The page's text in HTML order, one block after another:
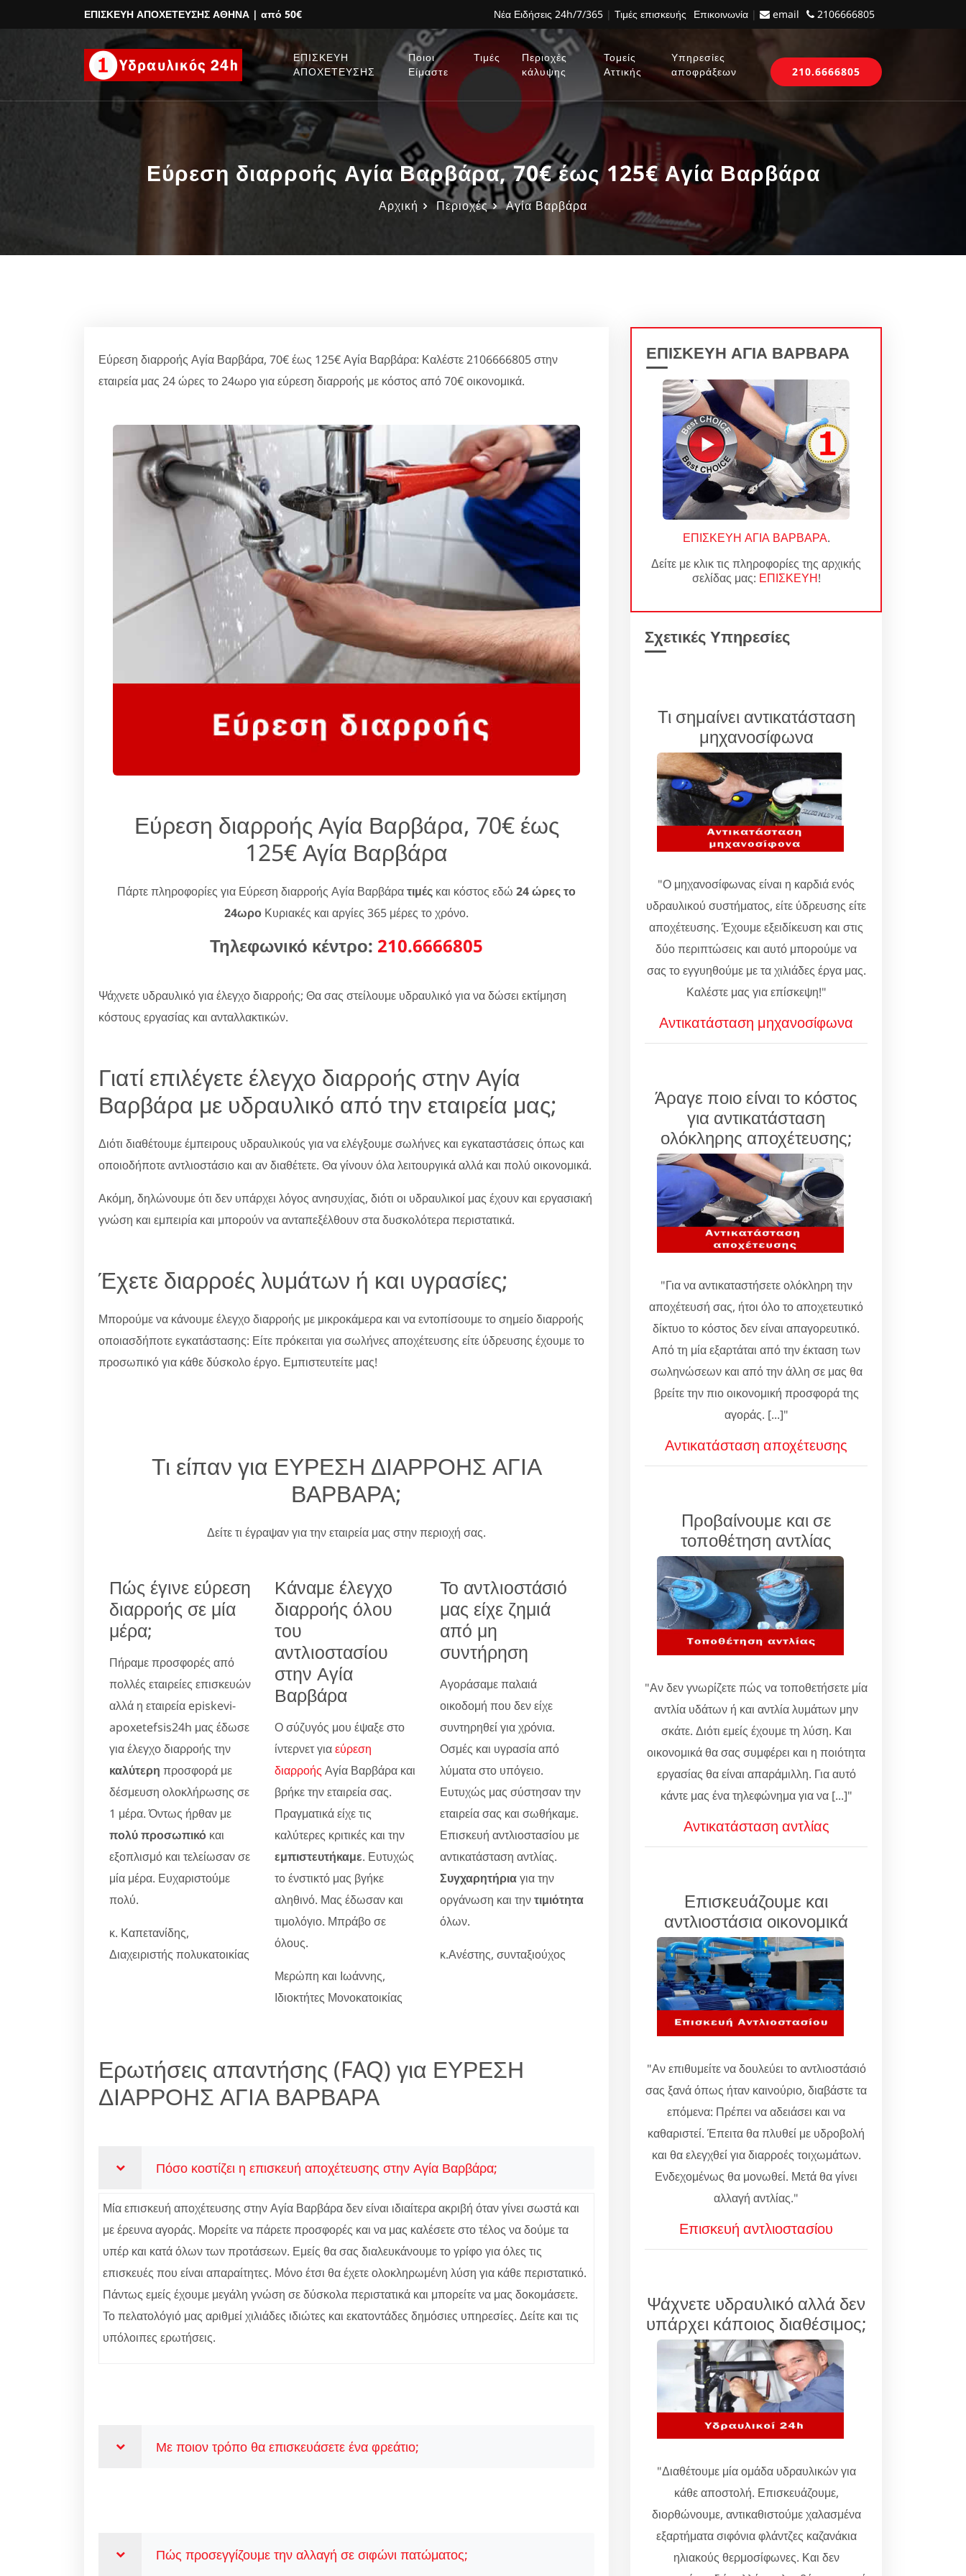
ΕΠΙΣΚΕΥΗ ΑΠΟΧΕΤΕΥΣΗΣ ΑΘΗΝΑ | από 50€ Νέα Ειδήσεις 24h/7/365 | Τιμές επισκευής Επικοινωνία | email 2106666805
ΕΠΙΣΚΕΥΗ
ΑΠΟΧΕΤΕΥΣΗΣ
Ποιοι
Είμαστε
Τιμές
Περιοχές
κάλυψης
Τομείς
Αττικής
Υπηρεσίες
αποφράξεων
210.6666805
Εύρεση διαρροής Αγία Βαρβάρα, 70€ έως 125€ Αγία Βαρβάρα
Αρχική Περιοχές Αγία Βαρβάρα
Εύρεση διαρροής Αγία Βαρβάρα, 70€ έως 125€ Αγία Βαρβάρα: Καλέστε 2106666805 στην
εταιρεία μας 24 ώρες το 24ωρο για εύρεση διαρροής με κόστος από 70€ οικονομικά.
Εύρεση διαρροής Αγία Βαρβάρα, 70€ έως
125€ Αγία Βαρβάρα
Πάρτε πληροφορίες για Εύρεση διαρροής Αγία Βαρβάρατιμές και κόστος εδώ 24 ώρες το
24ωρο Κυριακές και αργίες 365 μέρες το χρόνο.
Τηλεφωνικό κέντρο: 210.6666805
Ψάχνετε υδραυλικό για έλεγχο διαρροής; Θα σας στείλουμε υδραυλικό για να δώσει εκτίμηση
κόστους εργασίας και ανταλλακτικών.
Γιατί επιλέγετε έλεγχο διαρροής στην Αγία
Βαρβάρα με υδραυλικό από την εταιρεία μας;
Διότι διαθέτουμε έμπειρους υδραυλικούς για να ελέγξουμε σωλήνες και εγκαταστάσεις όπως και
οποιοδήποτε αντλιοστάσιο και αν διαθέτετε. Θα γίνουν όλα λειτουργικά αλλά και πολύ οικονομικά.
Ακόμη, δηλώνουμε ότι δεν υπάρχει λόγος ανησυχίας, διότι οι υδραυλικοί μας έχουν και εργασιακή
γνώση και εμπειρία και μπορούν να ανταπεξέλθουν στα δυσκολότερα περιστατικά.
Έχετε διαρροές λυμάτων ή και υγρασίες;
Μπορούμε να κάνουμε έλεγχο διαρροής με μικροκάμερα και να εντοπίσουμε το σημείο διαρροής
οποιασδήποτε εγκατάστασης: Είτε πρόκειται για σωλήνες αποχέτευσης είτε ύδρευσης έχουμε το
προσωπικό για κάθε δύσκολο έργο. Εμπιστευτείτε μας!
Τι είπαν για ΕΥΡΕΣΗ ΔΙΑΡΡΟΗΣ ΑΓΙΑ
ΒΑΡΒΑΡΑ;
Δείτε τι έγραψαν για την εταιρεία μας στην περιοχή σας.
Πώς έγινε εύρεση
διαρροής σε μία
μέρα;
Πήραμε προσφορές από
πολλές εταιρείες επισκευών
αλλά η εταιρεία episkevi-
apoxetefsis24h μας έδωσε
για έλεγχο διαρροής την
καλύτερη προσφορά με
δέσμευση ολοκλήρωσης σε
1 μέρα. Όντως ήρθαν με
πολύ προσωπικό και
εξοπλισμό και τελείωσαν σε
μία μέρα. Ευχαριστούμε
πολύ.
κ. Καπετανίδης,
Διαχειριστής πολυκατοικίας
Κάναμε έλεγχο
διαρροής όλου
του
αντλιοστασίου
στην Αγία
Βαρβάρα
Ο σύζυγός μου έψαξε στο
ίντερνετ γιαεύρεση
διαρροής Αγία Βαρβάρα και
βρήκε την εταιρεία σας.
Πραγματικά είχε τις
καλύτερες κριτικές και την
εμπιστευτήκαμε. Ευτυχώς
το ένστικτό μας βγήκε
αληθινό. Μας έδωσαν και
τιμολόγιο. Μπράβο σε
όλους.
Μερώπη και Ιωάννης,
Ιδιοκτήτες Μονοκατοικίας
Το αντλιοστάσιό
μας είχε ζημιά
από μη
συντήρηση
Αγοράσαμε παλαιά
οικοδομή που δεν είχε
συντηρηθεί για χρόνια.
Οσμές και υγρασία από
λύματα στο υπόγειο.
Ευτυχώς μας σύστησαν την
εταιρεία σας και σωθήκαμε.
Επισκευή αντλιοστασίου με
αντικατάσταση αντλίας.
Συγχαρητήριαγια την
οργάνωση και τηντιμιότητα
όλων.
κ.Ανέστης, συνταξιούχος
Ερωτήσεις απαντήσης (FAQ) για ΕΥΡΕΣΗ
ΔΙΑΡΡΟΗΣ ΑΓΙΑ ΒΑΡΒΑΡΑ
Πόσο κοστίζει η επισκευή αποχέτευσης στην Αγία Βαρβάρα;
Μία επισκευή αποχέτευσης στην Αγία Βαρβάρα δεν είναι ιδιαίτερα ακριβή όταν γίνει σωστά και
με έρευνα αγοράς. Μορείτε να πάρετε προσφορές και να μας καλέσετε στο τέλος να δούμε τα
υπέρ και κατά όλων των προτάσεων. Εμείς θα σας διαλευκάνουμε το γρίφο για όλες τις
επισκευές που είναι απαραίτητες. Μόνο έτσι θα έχετε ολοκληρωμένη λύση για κάθε περιστατικό.
Πάντως εμείς έχουμε μεγάλη γνώση σε δύσκολα περιστατικά και μπορείτε να μας δοκομάσετε.
Το πελατολόγιό μας αριθμεί χιλιάδες ιδιώτες και εκατοντάδες δημόσιες υπηρεσίες. Δείτε και τις
υπόλοιπες ερωτήσεις.
Με ποιον τρόπο θα επισκευάσετε ένα φρεάτιο;
Πώς προσεγγίζουμε την αλλαγή σε σιφώνι πατώματος;
ΕΠΙΣΚΕΥΗ ΑΓΙΑ ΒΑΡΒΑΡΑ
ΕΠΙΣΚΕΥΗ ΑΓΙΑ ΒΑΡΒΑΡΑ.
Δείτε με κλικ τις πληροφορίες της αρχικής
σελίδας μας: ΕΠΙΣΚΕΥΗ!
Σχετικές Υπηρεσίες
Τι σημαίνει αντικατάσταση
μηχανοσίφωνα
"Ο μηχανοσίφωνας είναι η καρδιά ενός
υδραυλικού συστήματος, είτε ύδρευσης είτε
αποχέτευσης. Έχουμε εξειδίκευση και στις
δύο περιπτώσεις και αυτό μπορούμε να
σας το εγγυηθούμε με τα χιλιάδες έργα μας.
Καλέστε μας για επίσκεψη!"
Αντικατάσταση μηχανοσίφωνα
Άραγε ποιο είναι το κόστος
για αντικατάσταση
ολόκληρης αποχέτευσης;
"Για να αντικαταστήσετε ολόκληρη την
αποχέτευσή σας, ήτοι όλο το αποχετευτικό
δίκτυο το κόστος δεν είναι απαγορευτικό.
Από τη μία εξαρτάται από την έκταση των
σωληνώσεων και από την άλλη σε μας θα
βρείτε την πιο οικονομική προσφορά της
αγοράς. [...]"
Αντικατάσταση αποχέτευσης
Προβαίνουμε και σε
τοποθέτηση αντλίας
"Αν δεν γνωρίζετε πώς να τοποθετήσετε μία
αντλία υδάτων ή και αντλία λυμάτων μην
σκάτε. Διότι εμείς έχουμε τη λύση. Και
οικονομικά θα σας συμφέρει και η ποιότητα
εργασίας θα είναι απαράμιλλη. Για αυτό
κάντε μας ένα τηλεφώνημα για να [...]"
Αντικατάσταση αντλίας
Επισκευάζουμε και
αντλιοστάσια οικονομικά
"Αν επιθυμείτε να δουλεύει το αντλιοστάσιό
σας ξανά όπως ήταν καινούριο, διαβάστε τα
επόμενα: Πρέπει να αδειάσει και να
καθαριστεί. Έπειτα θα πλυθεί με υδροβολή
και θα ελεγχθεί για διαρροές τοιχωμάτων.
Ενδεχομένως θα μονωθεί. Μετά θα γίνει
αλλαγή αντλίας."
Επισκευή αντλιοστασίου
Ψάχνετε υδραυλικό αλλά δεν
υπάρχει κάποιος διαθέσιμος;
"Διαθέτουμε μία ομάδα υδραυλικών για
κάθε αποστολή. Επισκευάζουμε,
διορθώνουμε, αντικαθιστούμε χαλασμένα
εξαρτήματα σιφόνια φλάντζες καζανάκια
ηλιακούς θερμοσίφωνες. Και δεν